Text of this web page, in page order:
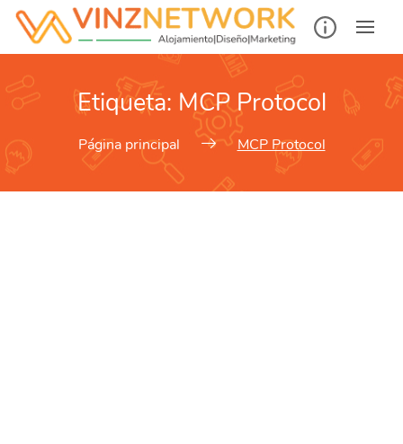
Etiqueta: MCP Protocol
Página principal MCP Protocol